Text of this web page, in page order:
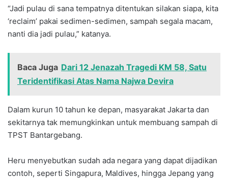
“Jadi pulau di sana tempatnya ditentukan silakan siapa, kita
‘reclaim’ pakai sedimen-sedimen, sampah segala macam,
nanti dia jadi pulau,” katanya.
Baca Juga Dari 12 Jenazah Tragedi KM 58, Satu
Teridentifikasi Atas Nama Najwa Devira
Dalam kurun 10 tahun ke depan, masyarakat Jakarta dan
sekitarnya tak memungkinkan untuk membuang sampah di
TPST Bantargebang.
Heru menyebutkan sudah ada negara yang dapat dijadikan
contoh, seperti Singapura, Maldives, hingga Jepang yang